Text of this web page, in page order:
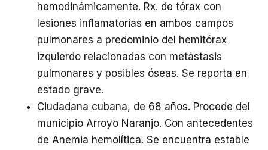
hemodinámicamente. Rx. de tórax con
lesiones inflamatorias en ambos campos
pulmonares a predominio del hemitórax
izquierdo relacionadas con metástasis
pulmonares y posibles óseas. Se reporta en
estado grave.
Ciudadana cubana, de 68 años. Procede del
municipio Arroyo Naranjo. Con antecedentes
de Anemia hemolítica. Se encuentra estable